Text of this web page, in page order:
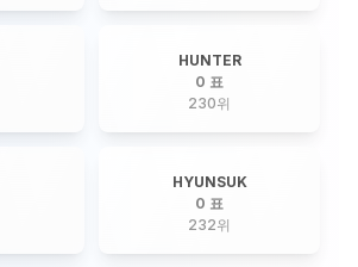
HUNTER
0 표
230위
HYUNSUK
0 표
232위